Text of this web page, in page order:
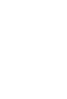
ンチャイズ